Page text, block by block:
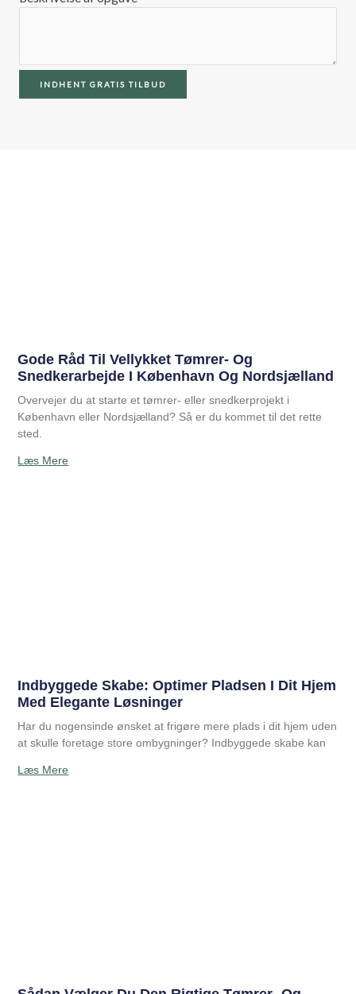
INDHENT GRATIS TILBUD
Gode Råd Til Vellykket Tømrer- Og
Snedkerarbejde I København Og Nordsjælland
Overvejer du at starte et tømrer- eller snedkerprojekt i
København eller Nordsjælland? Så er du kommet til det rette
sted.
Læs Mere
Indbyggede Skabe: Optimer Pladsen I Dit Hjem
Med Elegante Løsninger
Har du nogensinde ønsket at frigøre mere plads i dit hjem uden
at skulle foretage store ombygninger? Indbyggede skabe kan
Læs Mere